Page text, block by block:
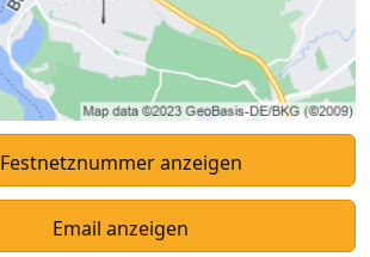
Festnetznummer anzeigen
Email anzeigen